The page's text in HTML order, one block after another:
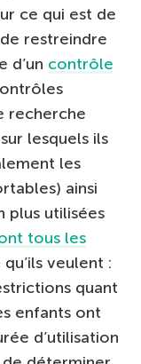
ce qui est de
restreindre
d’un contrôle
recherche
lesquels ils
les
ainsi
plus utilisées
tous les
veulent :
quant
enfants ont
d’utilisation